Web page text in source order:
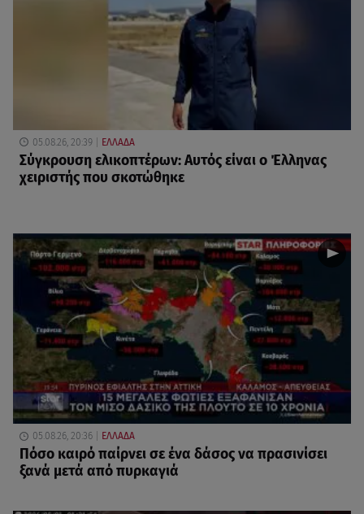
05.08.26, 20:39 ΕΛΛΑΔΑ
Σύγκρουση ελικοπτέρων: Αυτός είναι ο Έλληνας
χειριστής που σκοτώθηκε
05.08.26, 20:36 ΕΛΛΑΔΑ
Πόσο καιρό παίρνει σε ένα δάσος να πρασινίσει
ξανά μετά από πυρκαγιά